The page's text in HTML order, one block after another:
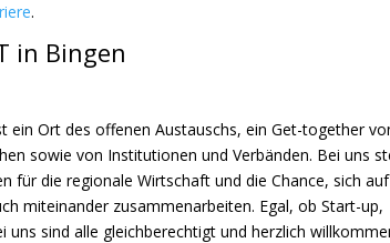
.
in Bingen
ein Ort des offenen Austauschs, ein Get-together
sowie von Institutionen und Verbänden. Bei uns
für die regionale Wirtschaft und die Chance, sich
miteinander zusammenarbeiten. Egal, ob Start-up,
sind alle gleichberechtigt und herzlich